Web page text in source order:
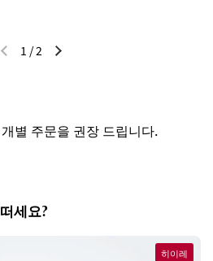
이전 슬라이드다음 슬라이드
1 /2
주문을 권장 드립니다.
세요?
히이레